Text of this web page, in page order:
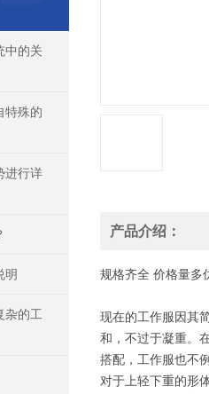
中的关
特殊的
进行详
明
杂的工
产品介绍：
规格齐全 价格量多
现在的工作服因其
和，不过于凝重。
搭配，工作服也不
对于上轻下重的形